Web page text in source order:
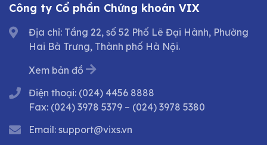
Công ty Cổ phần Chứng khoán VIX
Địa chỉ: Tầng 22, số 52 Phố Lê Đại Hành, Phường
Hai Bà Trưng, Thành phố Hà Nội.
Xem bản đồ
Điện thoại: (024) 4456 8888
Fax: (024) 3978 5379 – (024) 3978 5380
Email: support@vixs.vn